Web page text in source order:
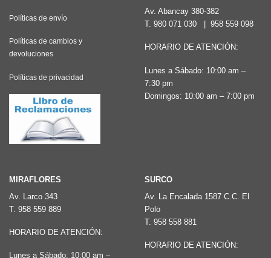
Políticas de envío
Políticas de cambios y
devoluciones
Políticas de privacidad
Av. Abancay 380-382
T. 980 071 030 958 559 098
HORARIO DE ATENCIÓN:
Lunes a Sábado: 10:00 am –
7:30 pm
Domingos: 10:00 am – 7:00 pm
MIRAFLORES
Av. Larco 343
T. 958 559 889
HORARIO DE ATENCIÓN:
Lunes a Sábado: 10:00 am –
SURCO
Av. La Encalada 1587 C.C. El
Polo
T. 958 558 881
HORARIO DE ATENCIÓN: